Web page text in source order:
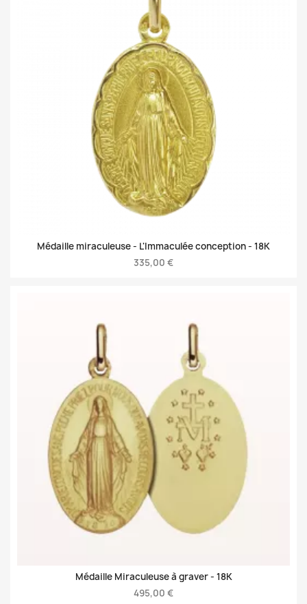
Médaille miraculeuse - L'Immaculée conception - 18K
335,00 €
Médaille Miraculeuse à graver - 18K
495,00 €